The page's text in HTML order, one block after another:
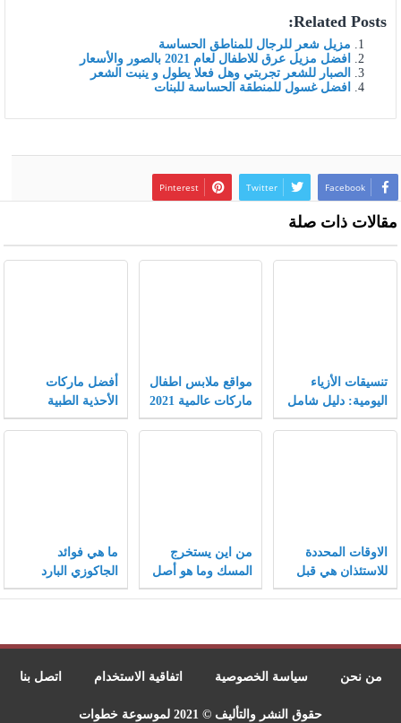
Related Posts:
مزيل شعر للرجال للمناطق الحساسة
افضل مزيل عرق للاطفال لعام 2021 بالصور والأسعار
الصبار للشعر تجربتي وهل فعلا يطول و ينبت الشعر
افضل غسول للمنطقة الحساسة للبنات
Facebook
Twitter
Pinterest
مقالات ذات صلة
تنسيقات الأزياء
اليومية: دليل شامل
يجمع بين الراحة
مواقع ملابس اطفال
ماركات عالمية 2021
أفضل ماركات
الأحذية الطبية
النسائية
الاوقات المحددة
للاستئذان هي قبل
صلاة الفجر وبعد
من اين يستخرج
المسك وما هو أصل
تسميته وما هي
ما هي فوائد
الجاكوزي البارد
من نحن سياسة الخصوصية اتفاقية الاستخدام اتصل بنا
حقوق النشر والتأليف © 2021 لموسوعة خطوات